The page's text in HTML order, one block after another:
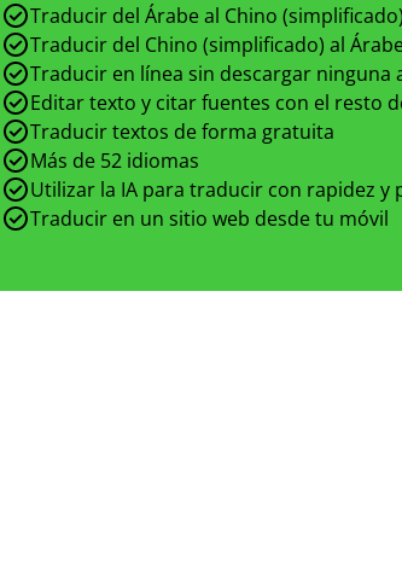
Traducir del Árabe al Chino (simplificado)
Traducir del Chino (simplificado) al
Traducir en línea sin descargar ninguna
Editar texto y citar fuentes con el resto
Traducir textos de forma gratuita
Más de 52 idiomas
Utilizar la IA para traducir con rapidez y
Traducir en un sitio web desde tu móvil